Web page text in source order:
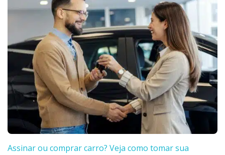
Assinar ou comprar carro? Veja como tomar sua